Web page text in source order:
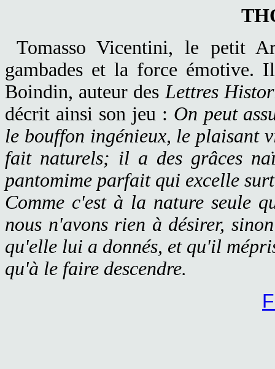
Tomasso Vicentini, le petit
gambades et la force émotive.
Boindin, auteur desLettres
décrit ainsi son jeu : On peut
le bouffon ingénieux, le plaisant
fait naturels; il a des grâces
pantomime parfait qui excelle
Comme c'est à la nature seule
nous n'avons rien à désirer,
qu'elle lui a donnés, et qu'il
qu'à le faire descendre.